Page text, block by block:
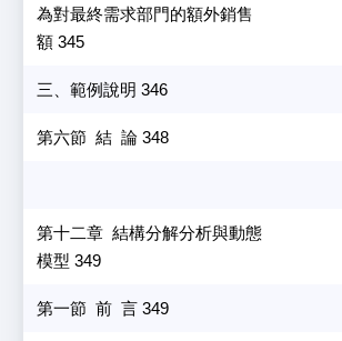
為對最終需求部門的額外銷售
額 345
三、範例說明 346
第六節 結 論 348
第十二章 結構分解分析與動態
模型 349
第一節 前 言 349